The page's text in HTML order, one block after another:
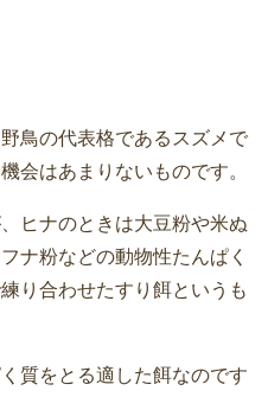
鳥の代表格であるスズメで
会はあまりないものです。
ヒナのときは大豆粉や米ぬ
ナ粉などの動物性たんぱく
り合わせたすり餌というも
質をとる適した餌なのです